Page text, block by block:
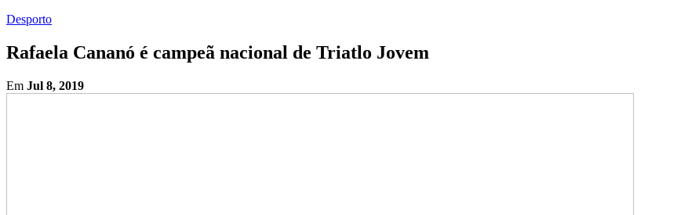
Desporto
Rafaela Cananó é campeã nacional de Triatlo Jovem
Em Jul 8, 2019